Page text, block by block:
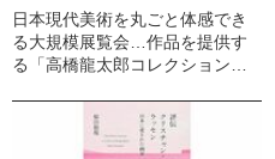
日本現代美術を丸ごと体感でき
る大規模展覧会…作品を提供す
る「高橋龍太郎コレクション」